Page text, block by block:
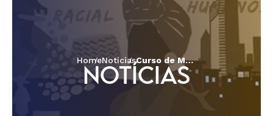
HomeNotícias Curso de Mobilização de Recursos reúne lideranças de igrejas no Recife para debater sustentabilidade e justiça social
NOTÍCIAS